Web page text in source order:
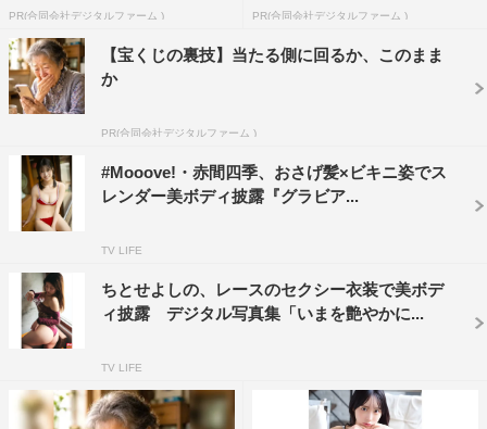
PR(合同会社デジタルファーム ) PR(合同会社デジタルファーム )
【宝くじの裏技】当たる側に回るか、このまま
か
PR(合同会社デジタルファーム )
#Mooove!・赤間四季、おさげ髪×ビキニ姿でス
レンダー美ボディ披露『グラビア...
TV LIFE
ちとせよしの、レースのセクシー衣装で美ボデ
ィ披露 デジタル写真集「いまを艶やかに...
TV LIFE